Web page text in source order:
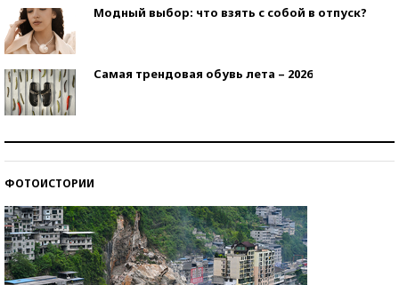
Модный выбор: что взять с собой в отпуск?
Самая трендовая обувь лета – 2026
ФОТОИСТОРИИ